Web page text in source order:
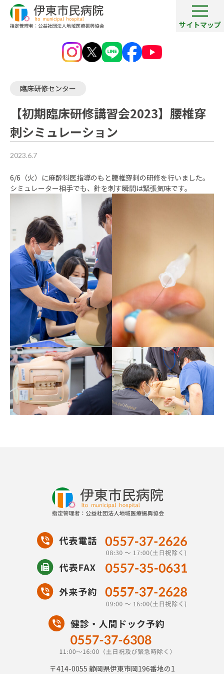
サイトマップ
【初期臨床研修講習会2023】腰椎穿刺シミュレーション
臨床研修センター
【初期臨床研修講習会2023】腰椎穿
刺シミュレーション
2023.6.7
6/6（火）に麻酔科医指導のもと腰椎穿刺の研修を行いました。
シミュレーター相手でも、針を刺す瞬間は緊張気味です。
〒414-0055 静岡県伊東市岡196番地の1